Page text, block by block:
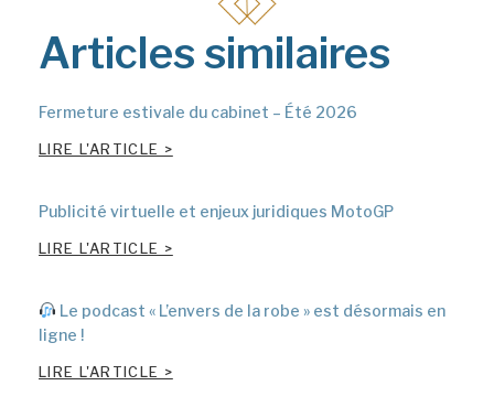
Articles similaires
Fermeture estivale du cabinet – Été 2026
LIRE L'ARTICLE >
Publicité virtuelle et enjeux juridiques MotoGP
LIRE L'ARTICLE >
Le podcast « L’envers de la robe » est désormais en
ligne !
LIRE L'ARTICLE >